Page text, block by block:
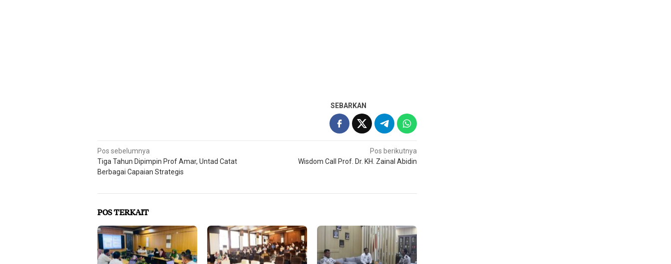
SEBARKAN
Navigasi
pos
Pos sebelumnya
Tiga Tahun Dipimpin Prof Amar, Untad Catat
Berbagai Capaian Strategis
Pos berikutnya
Wisdom Call Prof. Dr. KH. Zainal Abidin
POS TERKAIT